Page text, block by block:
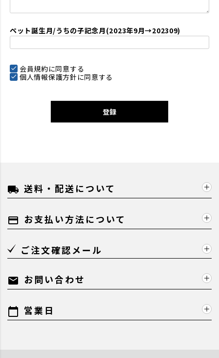
ペット誕生月/うちの子記念月(2023年9月→202309)
会員規約に同意する
個人情報保護方針 に同意する
登録
local_shipping 送料・配送について
payment お支払い方法について
ご注文確認メール
mail お問い合わせ
calendar_today 営業日